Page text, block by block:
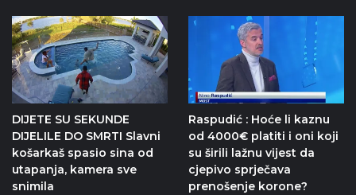
DIJETE SU SEKUNDE
DIJELILE DO SMRTI Slavni
košarkaš spasio sina od
utapanja, kamera sve
snimila
Raspudić : Hoće li kaznu
od 4000€ platiti i oni koji
su širili lažnu vijest da
cjepivo sprječava
prenošenje korone?